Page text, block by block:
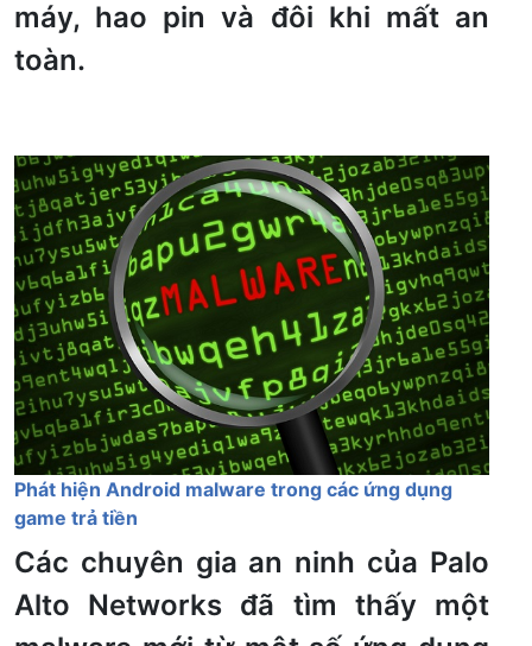
máy, hao pin và đôi khi mất an
toàn.
Phát hiện Android malware trong các ứng dụng
game trả tiền
Các chuyên gia an ninh của Palo
Alto Networks đã tìm thấy một